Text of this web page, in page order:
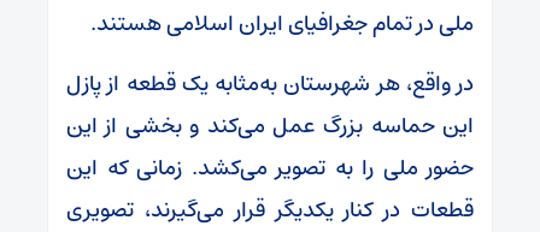
ملی در تمام جغرافیای ایران اسلامی هستند.
در واقع، هر شهرستان به‌مثابه یک قطعه از پازل
این حماسه بزرگ عمل می‌کند و بخشی از این
حضور ملی را به تصویر می‌کشد. زمانی که این
قطعات در کنار یکدیگر قرار می‌گیرند، تصویری